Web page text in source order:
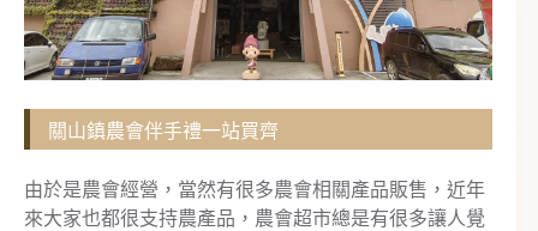
關山鎮農會伴手禮一站買齊
由於是農會經營，當然有很多農會相關產品販售，近年
來大家也都很支持農產品，農會超市總是有很多讓人覺